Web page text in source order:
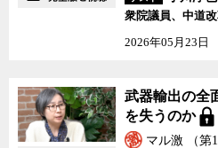
と社会学者の宮台真司が議論した。
衆院議員、中道
2026年05月23日
武器輸出の全
を失うのか
マル激 （第